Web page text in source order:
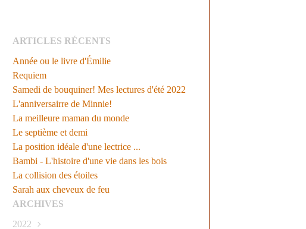
ARTICLES RÉCENTS
Année ou le livre d'Émilie
Requiem
Samedi de bouquiner! Mes lectures d'été 2022
L'anniversairre de Minnie!
La meilleure maman du monde
Le septième et demi
La position idéale d'une lectrice ...
Bambi - L'histoire d'une vie dans les bois
La collision des étoiles
Sarah aux cheveux de feu
ARCHIVES
2022